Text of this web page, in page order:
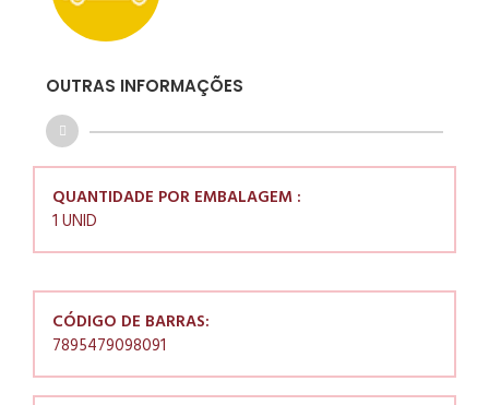
OUTRAS INFORMAÇÕES
QUANTIDADE POR EMBALAGEM :
1 UNID
CÓDIGO DE BARRAS:
7895479098091